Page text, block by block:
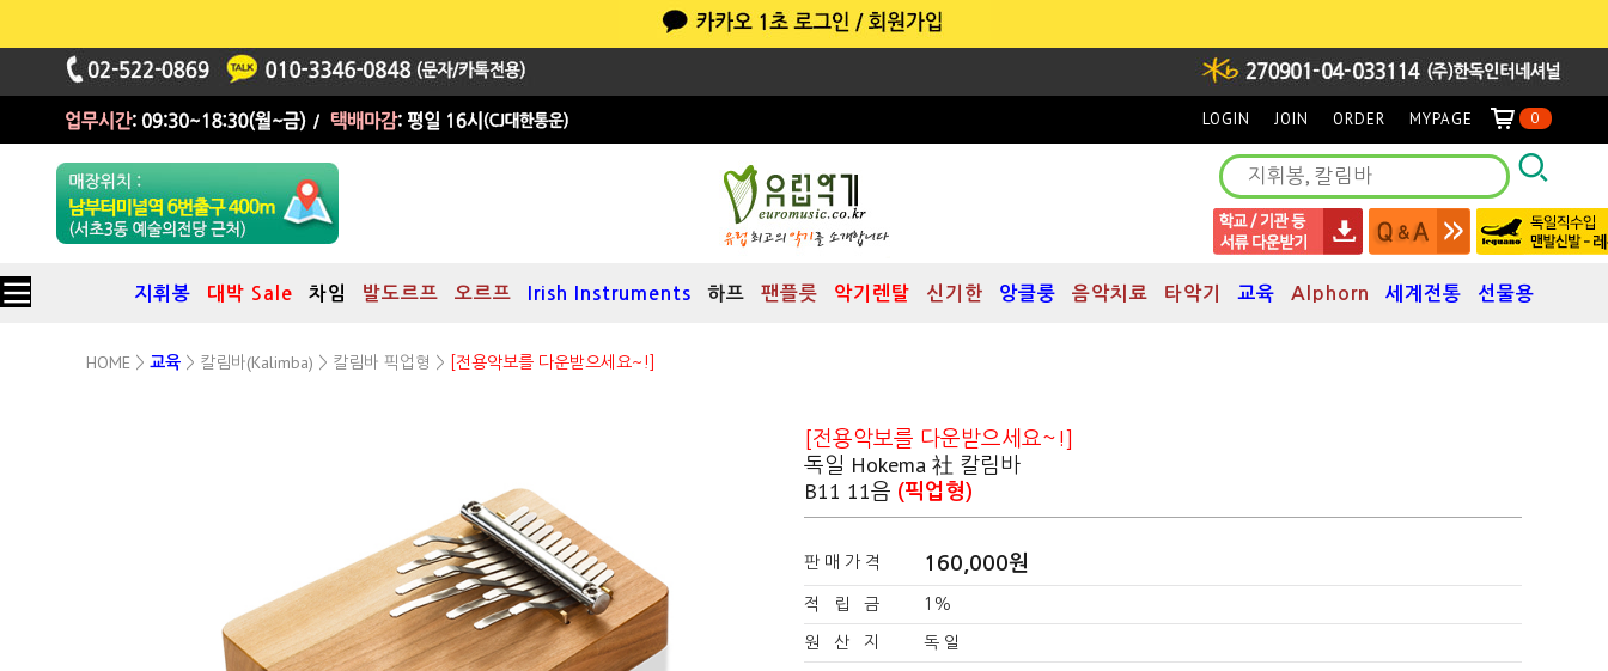
LOGIN JOIN ORDER MYPAGE 0
지휘봉 대박 Sale 차임 발도르프 오르프 Irish Instruments 하프 팬플릇 악기렌탈 신기한 앙클룽 음악치료 타악기 교육 Alphorn 세계전통 선물용
HOME > 교육 > 칼림바(Kalimba) > 칼림바 픽업형 > [전용악보를 다운받으세요~!]
[전용악보를 다운받으세요~!]
독일 Hokema 社 칼림바
B11 11음 (픽업형)
판 매 가 격 160,000원
적 립 금 1%
원 산 지 독 일